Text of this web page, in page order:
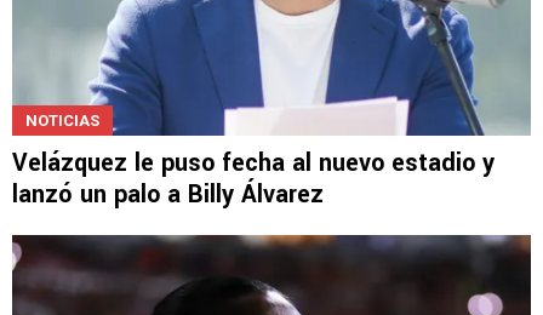
NOTICIAS
Velázquez le puso fecha al nuevo estadio y
lanzó un palo a Billy Álvarez